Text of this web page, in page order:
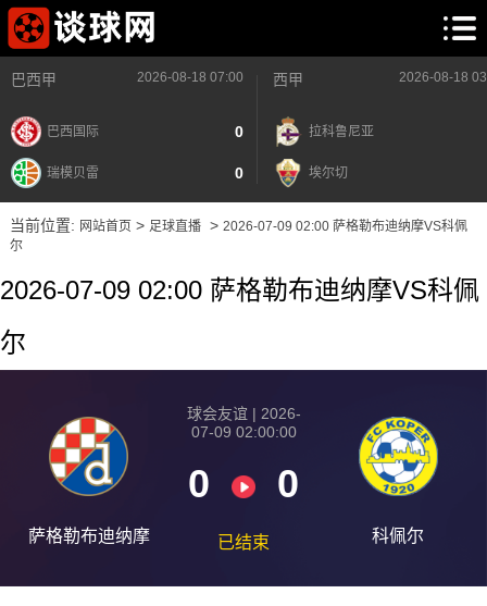
巴西甲 2026-08-18 07:00
巴西国际 0
瑞模贝雷 0
西甲 2026-08-18
拉科鲁尼亚
埃尔切
当前位置: 网站首页> 足球直播> 2026-07-09 02:00 萨格勒布迪纳摩VS科佩
尔
2026-07-09 02:00 萨格勒布迪纳摩VS科佩
尔
萨格勒布迪纳摩
球会友谊 | 2026-
07-09 02:00:00
0 0
已结束 科佩尔